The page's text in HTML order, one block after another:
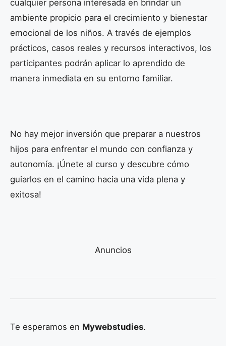
cualquier persona interesada en brindar un
ambiente propicio para el crecimiento y bienestar
emocional de los niños. A través de ejemplos
prácticos, casos reales y recursos interactivos, los
participantes podrán aplicar lo aprendido de
manera inmediata en su entorno familiar.
No hay mejor inversión que preparar a nuestros
hijos para enfrentar el mundo con confianza y
autonomía. ¡Únete al curso y descubre cómo
guiarlos en el camino hacia una vida plena y
exitosa!
Anuncios
Te esperamos en Mywebstudies.